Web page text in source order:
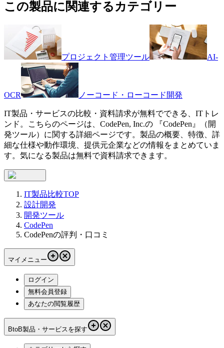
この製品に関連するカテゴリー
プロジェクト管理ツール AI-
OCR ノーコード・ローコード開発
IT製品・サービスの比較・資料請求が無料でできる、ITトレ
ンド。こちらのページは、 CodePen, Inc.の 『CodePen 』（ 開
発ツール）に関する詳細ページです。製品の概要、特徴、詳
細な仕様や動作環境、提供元企業などの情報をまとめていま
す。気になる製品は無料で資料請求できます。
IT製品比較TOP
設計開発
開発ツール
CodePen
CodePenの評判・口コミ
マイメニュー
ログイン
無料会員登録
あなたの閲覧履歴
BtoB製品・サービスを探す